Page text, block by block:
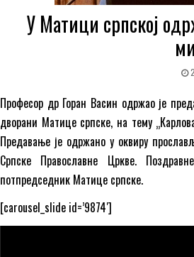
У Матици српској
Професор др Горан Васин одржао је
дворани Матице српске, на тему
Предавање је одржано у оквиру
Српске Православне Цркве.
потпредседник Матице српске.
[carousel_slide id=’9874′]